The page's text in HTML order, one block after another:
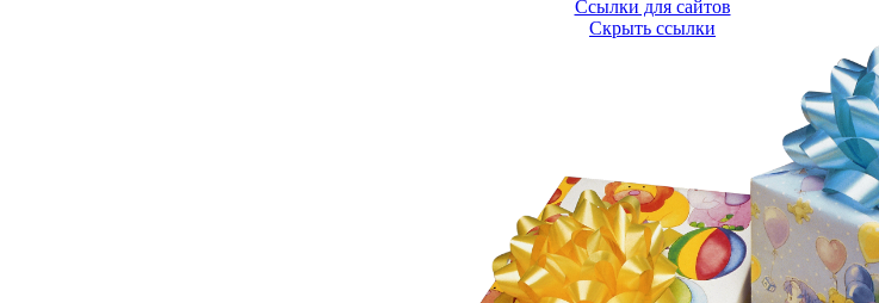
Ссылки для сайтов
Скрыть ссылки